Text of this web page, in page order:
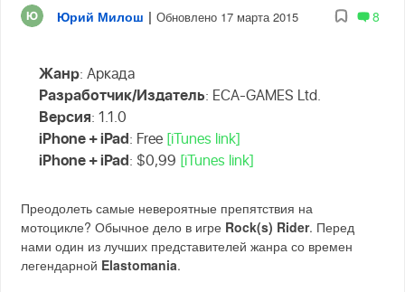
Юрий Милош | Обновлено 17 марта 2015 8
Жанр: Аркада
Разработчик/Издатель: ECA-GAMES Ltd.
Версия: 1.1.0
iPhone + iPad : Free [iTunes link]
iPhone + iPad : $0,99 [iTunes link]
Преодолеть самые невероятные препятствия на
мотоцикле? Обычное дело в игре Rock(s) Rider. Перед
нами один из лучших представителей жанра со времен
легендарной Elastomania.